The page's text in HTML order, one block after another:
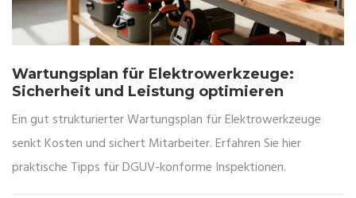
Wartungsplan für Elektrowerkzeuge:
Sicherheit und Leistung optimieren
Ein gut strukturierter Wartungsplan für Elektrowerkzeuge
senkt Kosten und sichert Mitarbeiter. Erfahren Sie hier
praktische Tipps für DGUV-konforme Inspektionen.